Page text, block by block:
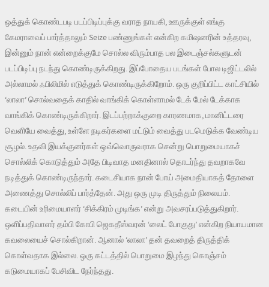
ஒத்துக் கொண்டபடி படப்பிடிப்புக்கு வராத நாயகி, ஊருக்குள் எங்கு
கேமராவைப் பார்த்தாலும் Seize பண்ணுங்கள் என்கிற கமிஷனரின் உத்தரவு,
இன்னும் நான் என்றைக்குமே சொல்ல விரும்பாத பல இடைஞ்சல்களுடன்
படப்பிடிப்பு நடந்து கொண்டிருக்கிறது. இப்போதைய படங்கள் போல டிஜிட்டலில்
அல்லாமல் ஃபிலிமில் எடுத்துக் கொண்டிருக்கிறோம். ஒரு குறிப்பிட்ட காட்சியில்
‘லாலா’ சொல்வதைக் காதில் வாங்கிக் கொள்ளாமல் டேக் மேல் டேக்காக
வாங்கிக் கொண்டிருக்கிறார். இடப்பற்றாக்குறை காரணமாக, மானிட்டரை
வெளியே வைத்து, உள்ளே நடிகர்களை மட்டும் வைத்து படமெடுக்க வேண்டிய
சூழல். உதவி இயக்குனர்கள் ஒவ்வொருவராக சென்று பொறுமையாகச்
சொல்லிக் கொடுத்தும் அதே பிடிவாத மனதினால் தொடர்ந்து தவறாகவே
நடித்துக் கொண்டிருந்தார். கடைசியாக நான் போய் அமைதியாகத் தோளை
அணைத்து சொல்லிப் பார்த்தேன். அது ஒரு முடி திருத்தும் நிலையம்.
கடையின் உரிமையாளர் ‘சிக்கிரம் முடிங்க’ என்று அவசரப்படுத்துகிறார்.
ஒளிப்பதிவாளர் தம்பி கோபி ஜெகதீஸ்வரன் ‘லைட் போகுது’ என்கிற நியாயமான
கவலையைச் சொல்கிறான். ஆனால் ‘லாலா’ தன் தவறைத் திருத்திக்
கொள்வதாக இல்லை. ஒரு கட்டத்தில் பொறுமை இழந்து கொஞ்சம்
கடுமையாகப் பேசிவிட நேர்ந்தது.